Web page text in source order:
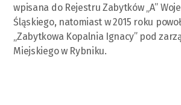
wpisana do Rejestru Zabytków „A”
Śląskiego, natomiast w 2015 roku
„Zabytkowa Kopalnia Ignacy” pod
Miejskiego w Rybniku.